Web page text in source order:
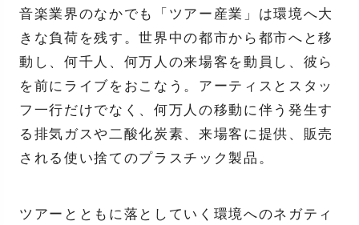
音楽業界のなかでも「ツアー産業」は環境へ大
きな負荷を残す。世界中の都市から都市へと移
動し、何千人、何万人の来場客を動員し、彼ら
を前にライブをおこなう。アーティスとスタッ
フ一行だけでなく、何万人の移動に伴う発生す
る排気ガスや二酸化炭素、来場客に提供、販売
される使い捨てのプラスチック製品。
ツアーとともに落としていく環境へのネガティ